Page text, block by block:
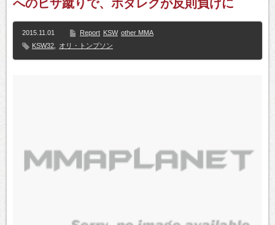
へのヒザ蹴りで、ホダレクが反則負けに
2015.11.01 Report KSW other MMA
KSW32
オリ・トンプソン